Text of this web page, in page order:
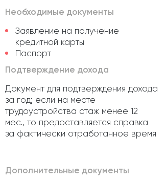
Необходимые документы
Заявление на получение
кредитной карты
Паспорт
Подтверждение дохода
Документ для подтверждения дохода
за год; если на месте
трудоустройства стаж менее 12
мес., то предоставляется справка
за фактически отработанное время
Дополнительные документы